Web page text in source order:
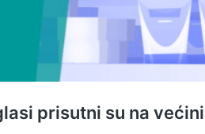
prisutni su na